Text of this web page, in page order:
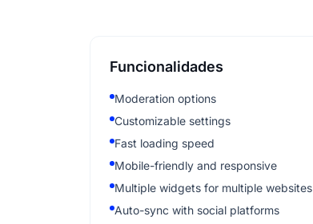
Funcionalidades
Moderation options
Customizable settings
Fast loading speed
Mobile-friendly and responsive
Multiple widgets for multiple websites
Auto-sync with social platforms